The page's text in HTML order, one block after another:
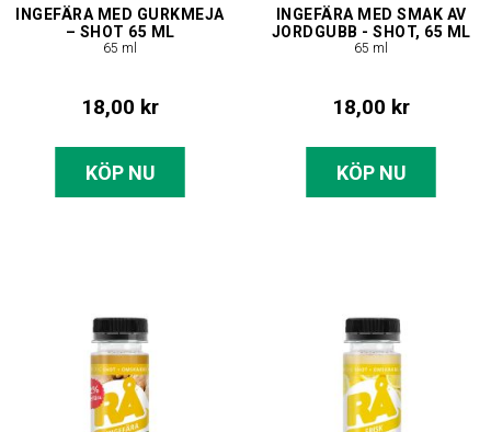
INGEFÄRA MED GURKMEJA
– SHOT 65 ML
65 ml
18,00 kr
KÖP NU
INGEFÄRA MED SMAK AV
JORDGUBB - SHOT, 65 ML
65 ml
18,00 kr
KÖP NU